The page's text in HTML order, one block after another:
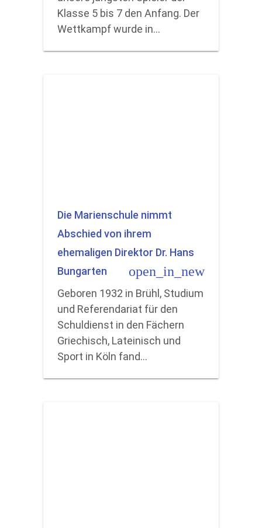
Klasse 5 bis 7 den Anfang. Der
Wettkampf wurde in…
Die Marienschule nimmt
Abschied von ihrem
ehemaligen Direktor Dr. Hans
Bungarten
open_in_new
Geboren 1932 in Brühl, Studium
und Referendariat für den
Schuldienst in den Fächern
Griechisch, Lateinisch und
Sport in Köln fand…